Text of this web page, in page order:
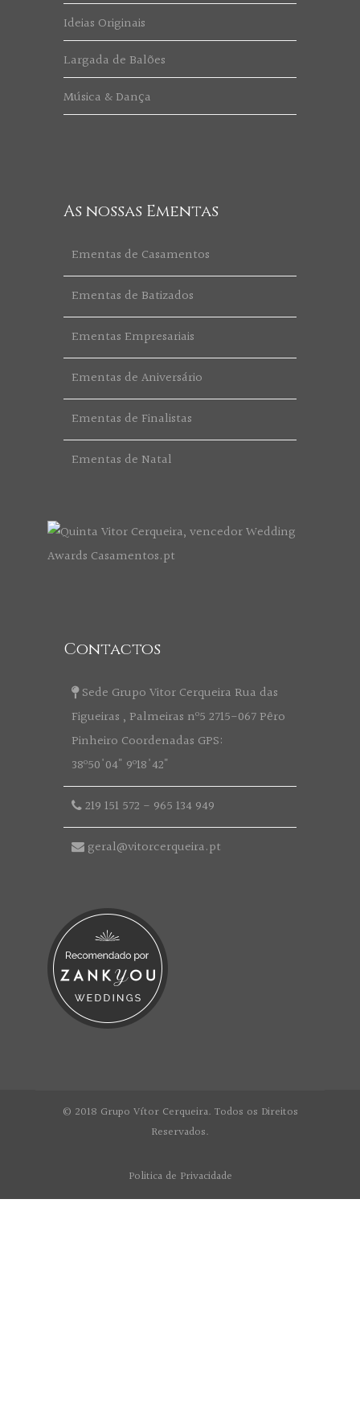
Ideias Originais
Largada de Balões
Música & Dança
As nossas Ementas
Ementas de Casamentos
Ementas de Batizados
Ementas Empresariais
Ementas de Aniversário
Ementas de Finalistas
Ementas de Natal
Contactos
Sede Grupo Vitor Cerqueira Rua das
Figueiras , Palmeiras nº5 2715-067 Pêro
Pinheiro Coordenadas GPS:
38º50'04" 9º18'42"
219 151 572 - 965 134 949
geral@vitorcerqueira.pt
© 2018 Grupo Vítor Cerqueira. Todos os Direitos
Reservados.
Politica de Privacidade